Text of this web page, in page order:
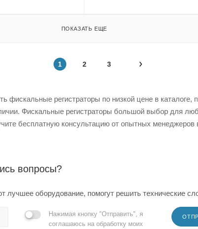
ПОКАЗАТЬ ЕЩЕ
1 2 3
фискальные регистраторы по низкой цене в каталоге,
Фискальные регистраторы большой выбор для
бесплатную консультацию от опытных менеджеров
вопросы?
оборудование, помогут решить технические
Нажимая кнопку "Отправить", я
соглашаюсь на обработку моих